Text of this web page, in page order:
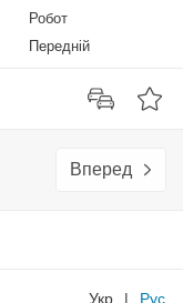
Робот
Передній
Вперед
Укр | Рус